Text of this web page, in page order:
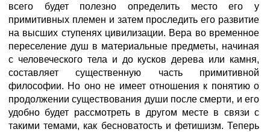
всего будет полезно определить место его у
примитивных племен и затем проследить его развитие
на высших ступенях цивилизации. Вера во временное
переселение душ в материальные предметы, начиная
с человеческого тела и до кусков дерева или камня,
составляет существенную часть примитивной
философии. Но оно не имеет отношения к понятию о
продолжении существования души после смерти, и его
удобно будет рассмотреть в другом месте в связи с
такими темами, как бесноватость и фетишизм. Теперь